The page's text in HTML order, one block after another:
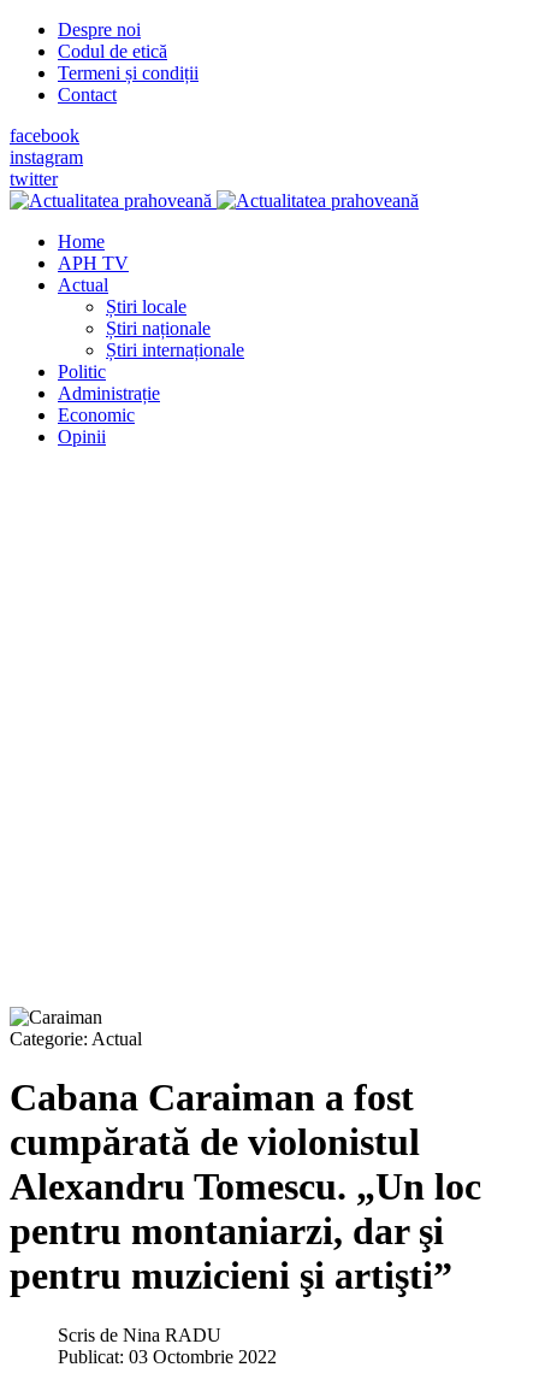
Despre noi
Codul de etică
Termeni și condiții
Contact
facebook
instagram
twitter
Home
APH TV
Actual
Știri locale
Știri naționale
Știri internaționale
Politic
Administrație
Economic
Opinii
Categorie: Actual
Cabana Caraiman a fost
cumpărată de violonistul
Alexandru Tomescu. „Un loc
pentru montaniarzi, dar şi
pentru muzicieni şi artişti”
Scris de Nina RADU
Publicat: 03 Octombrie 2022